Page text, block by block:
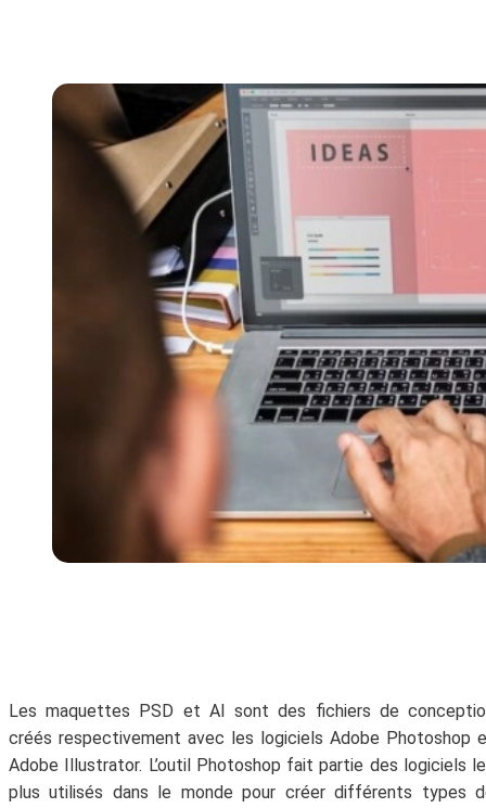
Les maquettes PSD et AI sont des fichiers de
créés respectivement avec les logiciels Adobe Photoshop
Adobe Illustrator. L’outil Photoshop fait partie des logiciels
plus utilisés dans le monde pour créer différents types